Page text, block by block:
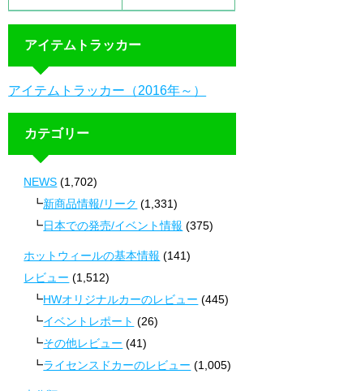
アイテムトラッカー
アイテムトラッカー（2016年～）
カテゴリー
NEWS (1,702)
新商品情報/リーク (1,331)
日本での発売/イベント情報 (375)
ホットウィールの基本情報 (141)
レビュー (1,512)
HWオリジナルカーのレビュー (445)
イベントレポート (26)
その他レビュー (41)
ライセンスドカーのレビュー (1,005)